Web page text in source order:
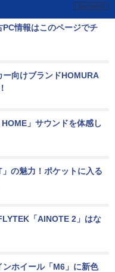
情報はこのページでチ
ー向けブランドHOMURA
」サウンドを体感し
の魅力！ポケットに入る
「AINOTE 2」はな
ンホイール「M6」に新色